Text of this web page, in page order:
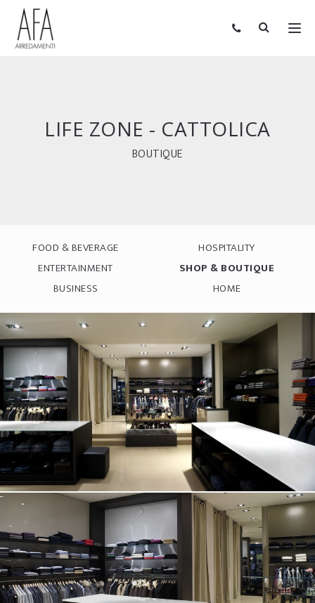
LIFE ZONE - CATTOLICA
BOUTIQUE
FOOD & BEVERAGE
HOSPITALITY
ENTERTAINMENT
SHOP & BOUTIQUE
BUSINESS
HOME